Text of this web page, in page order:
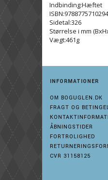
Indbinding:Hæftet
ISBN:9788775710294
Sidetal:326
Størrelse i mm
Vægt:461g
INFORMATIONER
OM BOGUGLEN.DK
FRAGT OG
ÅBNINGSTIDER
FORTROLIGHED
CVR 31158125